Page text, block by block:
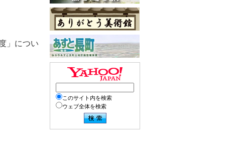
」につい
このサイト内を検索
ウェブ全体を検索